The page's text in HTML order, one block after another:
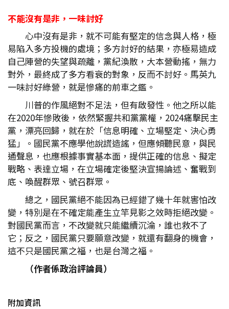
不能沒有是非，一味討好
心中沒有是非，就不可能有堅定的信念與人格，極
易陷入多方投機的處境；多方討好的結果，亦極易造成
自己陣營的失望與疏離，黨紀渙散，大本營動搖，無力
對外，最終成了多方看衰的對象，反而不討好。馬英九
一味討好綠營，就是慘痛的前車之鑑。
川普的作風絕對不足法，但有啟發性。他之所以能
在2020年慘敗後，依然緊握共和黨黨權，2024痛擊民主
黨，漂亮回歸，就在於「信息明確、立場堅定、決心勇
猛」。國民黨不應學他說謊造謠，但應傾聽民意，與民
通聲息，也應根據事實基本面，提供正確的信息、擬定
戰略、表達立場，在立場確定後堅決宣揚論述、奮戰到
底、喚醒群眾、號召群眾。
總之，國民黨絕不能因為已經錯了幾十年就害怕改
變，特別是在不確定能產生立竿見影之效時拒絕改變。
對國民黨而言，不改變就只能繼續沉淪，誰也救不了
它；反之，國民黨只要願意改變，就還有翻身的機會，
這不只是國民黨之福，也是台灣之福。
（作者係政治評論員）
附加資訊